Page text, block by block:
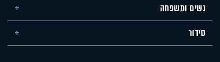
נשים ומשפחה
סידור